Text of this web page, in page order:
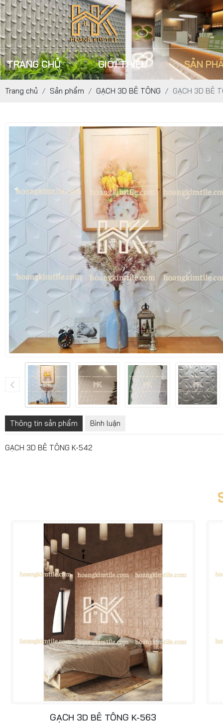
TRANG CHỦ GIỚI THIỆU SẢN
Trang chủ Sản phẩm GẠCH 3D BÊ TÔNG GẠCH 3D BÊ
Thông tin sản phẩm Bình luận
GẠCH 3D BÊ TÔNG K-542
GẠCH 3D BÊ TÔNG K-563